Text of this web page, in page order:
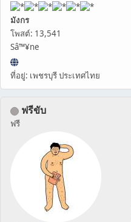
มังกร
โพสต์: 13,541
Sâ™¥ne
ที่อยู่: เพชรบุรี ประเทศไทย
ฟรีขับ
ฟรี